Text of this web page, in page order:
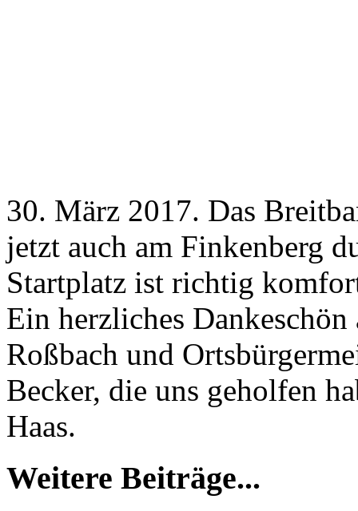
30. März 2017. Das
jetzt auch am Finkenberg
Startplatz ist richtig
Ein herzliches Dankeschön
Roßbach und
Becker, die uns geholfen
Haas.
Weitere Beiträge...